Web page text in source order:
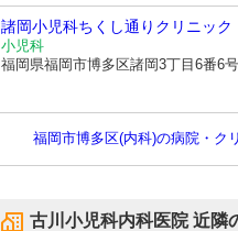
諸岡小児科ちくし通りクリニック
小児科
福岡県福岡市博多区諸岡3丁目6番6
福岡市博多区(内科)の病院・ク
古川小児科内科医院近隣